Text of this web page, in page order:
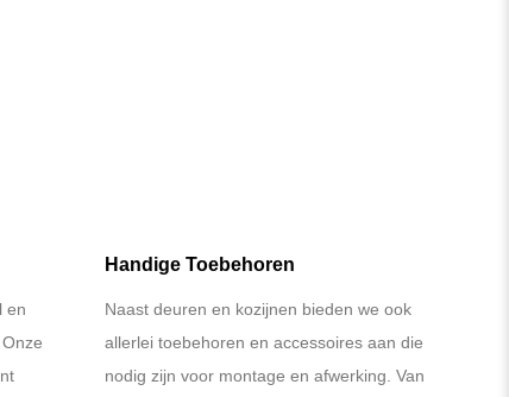
en
Handige Toebehoren
Naast deuren en kozijnen bieden we ook
allerlei toebehoren en accessoires aan die
nodig zijn voor montage en afwerking. Van